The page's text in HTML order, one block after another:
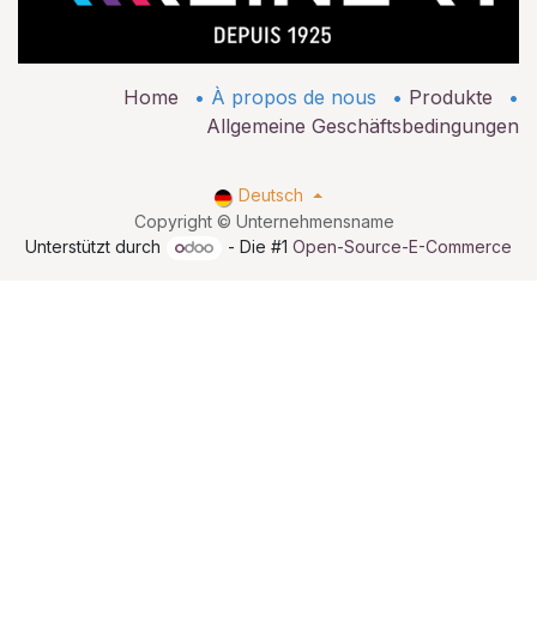
Home • À propos de nous • Produkte
•
Allgemeine Geschäftsbedingungen
Copyright © Unternehmensname
Deutsch
Unterstützt durch - Die #1Open-Source-E-Commerce